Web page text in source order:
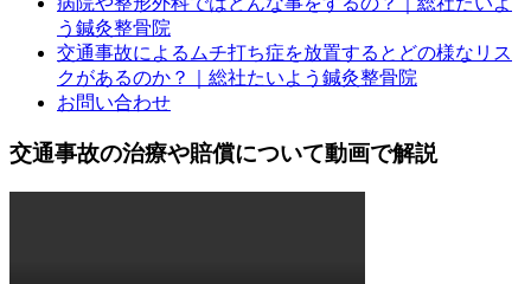
う鍼灸整骨院
交通事故によるムチ打ち症を放置するとどの様なリス
クがあるのか？｜総社たいよう鍼灸整骨院
お問い合わせ
交通事故の治療や賠償について動画で解説